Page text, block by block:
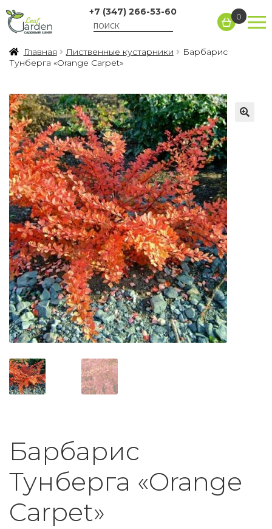
+7 (347) 266-53-60 0
Главная Лиственные кустарники
Барбарис
Тунберга «Orange Carpet»
Барбарис
Тунберга «Orange
Carpet»